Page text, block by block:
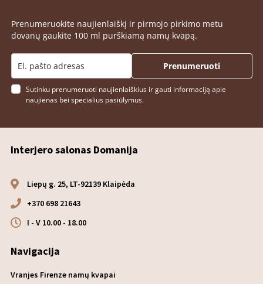
Prenumeruokite naujienlaiškį ir pirmojo pirkimo metu
dovanų gaukite 100 ml purškiamą namų kvapą.
Sutinku prenumeruoti naujienlaiškius ir gauti informaciją apie
naujienas bei specialius pasiūlymus.
Prenumeruoti
Interjero salonas Domanija
Liepų g. 25, LT-92139 Klaipėda
+370 698 21643
I - V 10.00 - 18.00
Navigacija
Vranjes Firenze namų kvapai